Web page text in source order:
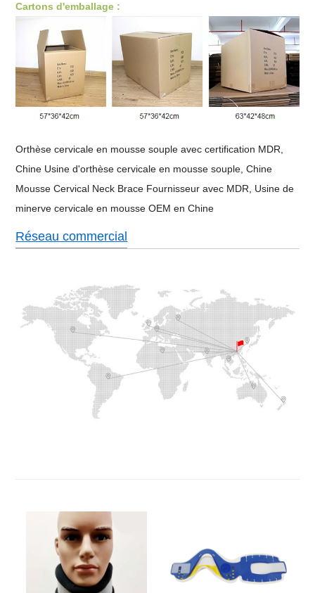
Cartons d'emballage :
Orthèse cervicale en mousse souple avec certification MDR,
Chine Usine d'orthèse cervicale en mousse souple,Chine
Mousse Cervical Neck Brace Fournisseur avec MDR, Usine de
minerve cervicale en mousse OEM en Chine
Réseau commercial